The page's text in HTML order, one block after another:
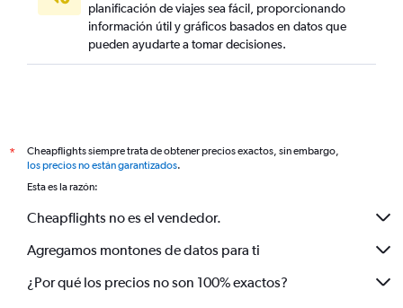
planificación de viajes sea fácil, proporcionando
información útil y gráficos basados en datos que
pueden ayudarte a tomar decisiones.
*
Cheapflights siempre trata de obtener precios exactos, sin embargo,
los precios no están garantizados.
Esta es la razón:
Cheapflights no es el vendedor.
Agregamos montones de datos para ti
¿Por qué los precios no son 100% exactos?